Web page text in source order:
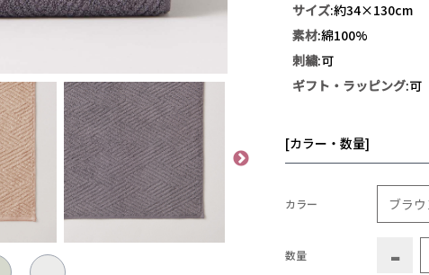
サイズ:約34×130cm
素材:綿100%
刺繍:可
ギフト・ラッピング:可
[カラー・数量]
カラー
数量 -